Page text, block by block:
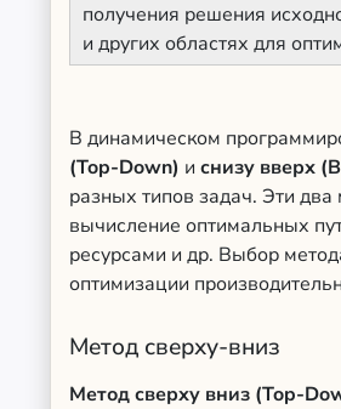
получения решения
и других областях для
В динамическом
(Top-Down) и снизу вверх
разных типов задач. Эти
вычисление оптимальных
ресурсами и др. Выбор
оптимизации
Метод сверху-вниз
Метод сверху вниз (Top-